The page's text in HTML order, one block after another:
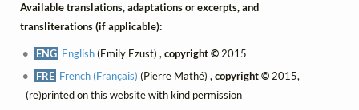
Available translations, adaptations or excerpts, and
transliterations (if applicable):
ENG English(Emily Ezust) ,copyright ©2015
FRE French (Français) (Pierre Mathé) ,copyright ©2015,
(re)printed on this website with kind permission